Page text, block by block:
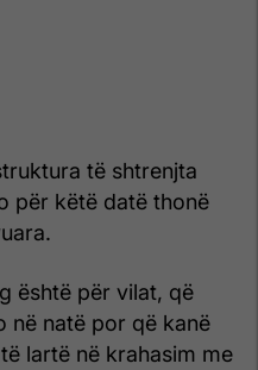
të shtrenjta
për këtë datë thonë
është për vilat, që
në natë por që kanë
lartë në krahasim me